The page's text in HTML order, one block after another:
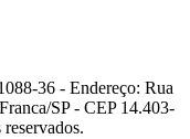
36 - Endereço: Rua
SP - CEP 14.403-